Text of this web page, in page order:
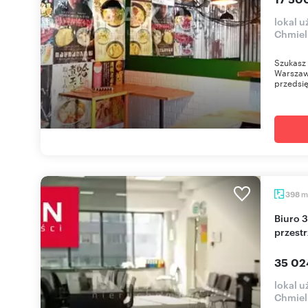
lokal
398 m
Biuro 398 m² w centrum Warszawy - elastyczna
35
lokal